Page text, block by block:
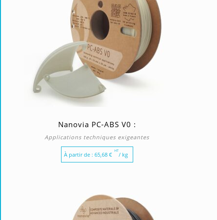
Nanovia PC-ABS V0 :
Applications techniques exigeantes
À partir de : 65,68 €
HT
/ kg